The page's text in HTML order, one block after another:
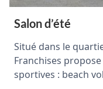
Salon d’été
Situé dans le
Franchises
sportives : beach